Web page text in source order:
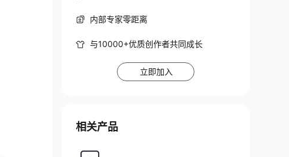
内部专家零距离
与10000+优质创作者共同成长
立即加入
相关产品